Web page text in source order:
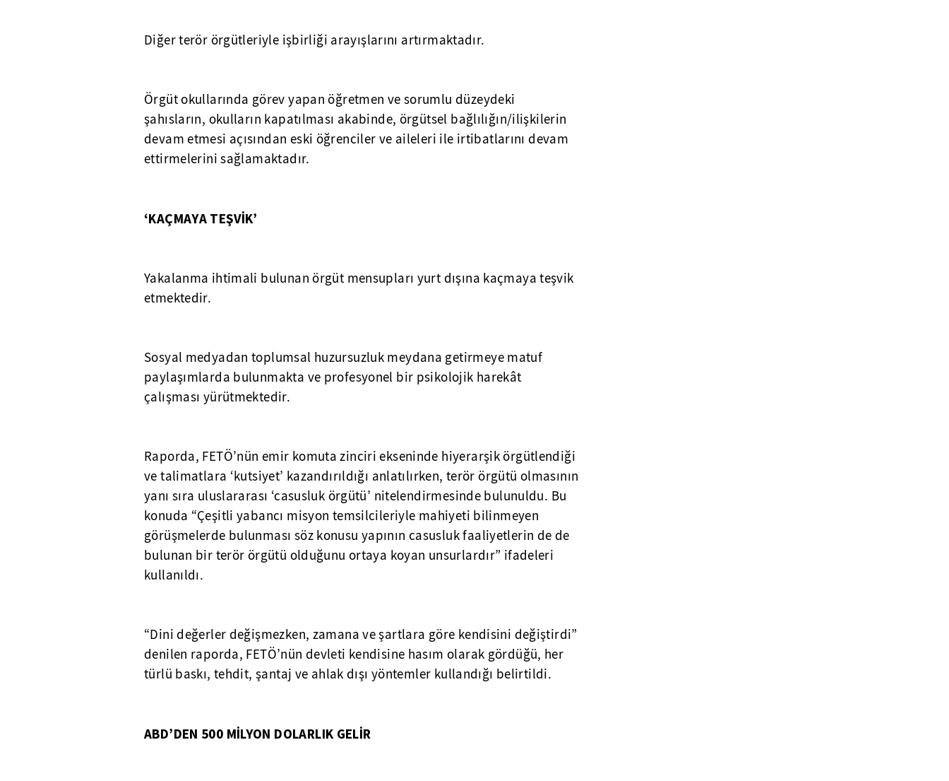
Diğer terör örgütleriyle işbirliği arayışlarını artırmaktadır.
Örgüt okullarında görev yapan öğretmen ve sorumlu düzeydeki
şahısların, okulların kapatılması akabinde, örgütsel bağlılığın/ilişkilerin
devam etmesi açısından eski öğrenciler ve aileleri ile irtibatlarını devam
ettirmelerini sağlamaktadır.
‘KAÇMAYA TEŞVİK’
Yakalanma ihtimali bulunan örgüt mensupları yurt dışına kaçmaya teşvik
etmektedir.
Sosyal medyadan toplumsal huzursuzluk meydana getirmeye matuf
paylaşımlarda bulunmakta ve profesyonel bir psikolojik harekât
çalışması yürütmektedir.
Raporda, FETÖ’nün emir komuta zinciri ekseninde hiyerarşik örgütlendiği
ve talimatlara ‘kutsiyet’ kazandırıldığı anlatılırken, terör örgütü olmasının
yanı sıra uluslararası ‘casusluk örgütü’ nitelendirmesinde bulunuldu. Bu
konuda “Çeşitli yabancı misyon temsilcileriyle mahiyeti bilinmeyen
görüşmelerde bulunması söz konusu yapının casusluk faaliyetlerin de de
bulunan bir terör örgütü olduğunu ortaya koyan unsurlardır” ifadeleri
kullanıldı.
“Dini değerler değişmezken, zamana ve şartlara göre kendisini değiştirdi”
denilen raporda, FETÖ’nün devleti kendisine hasım olarak gördüğü, her
türlü baskı, tehdit, şantaj ve ahlak dışı yöntemler kullandığı belirtildi.
ABD’DEN 500 MİLYON DOLARLIK GELİR